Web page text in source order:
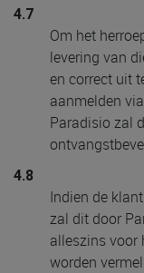
4.7
Om het
levering van
en correct uit
aanmelden via
Paradisio zal
4.8
Indien de
zal dit door
alleszins voor
worden